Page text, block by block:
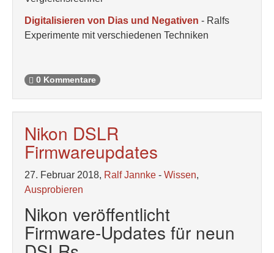
Digitalisieren von Dias und Negativen - Ralfs
Experimente mit verschiedenen Techniken
0 Kommentare
Nikon DSLR
Firmwareupdates
27. Februar 2018, Ralf Jannke - Wissen,
Ausprobieren
Nikon veröffentlicht
Firmware-Updates für neun